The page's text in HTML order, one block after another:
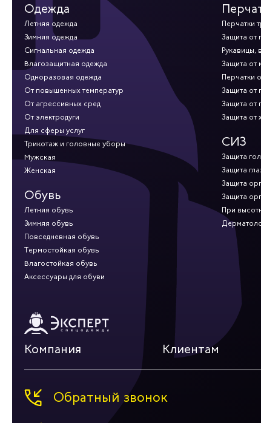
Одежда
Летняя одежда
Зимняя одежда
Сигнальная одежда
Влагозащитная одежда
Одноразовая одежда
От повышенных температур
От агрессивных сред
От электродуги
Для сферы услуг
Трикотаж и головные уборы
Мужская
Женская
Обувь
Летняя обувь
Зимняя обувь
Повседневная обувь
Термостойкая обувь
Влагостойкая обувь
Аксессуары для обуви
Перчатки
Защита от
Рукавицы,
Защита от
Перчатки
Защита от
Защита от
Защита от
СИЗ
Защита
Защита
Защита
Защита
При
Компания Клиентам
Обратный звонок